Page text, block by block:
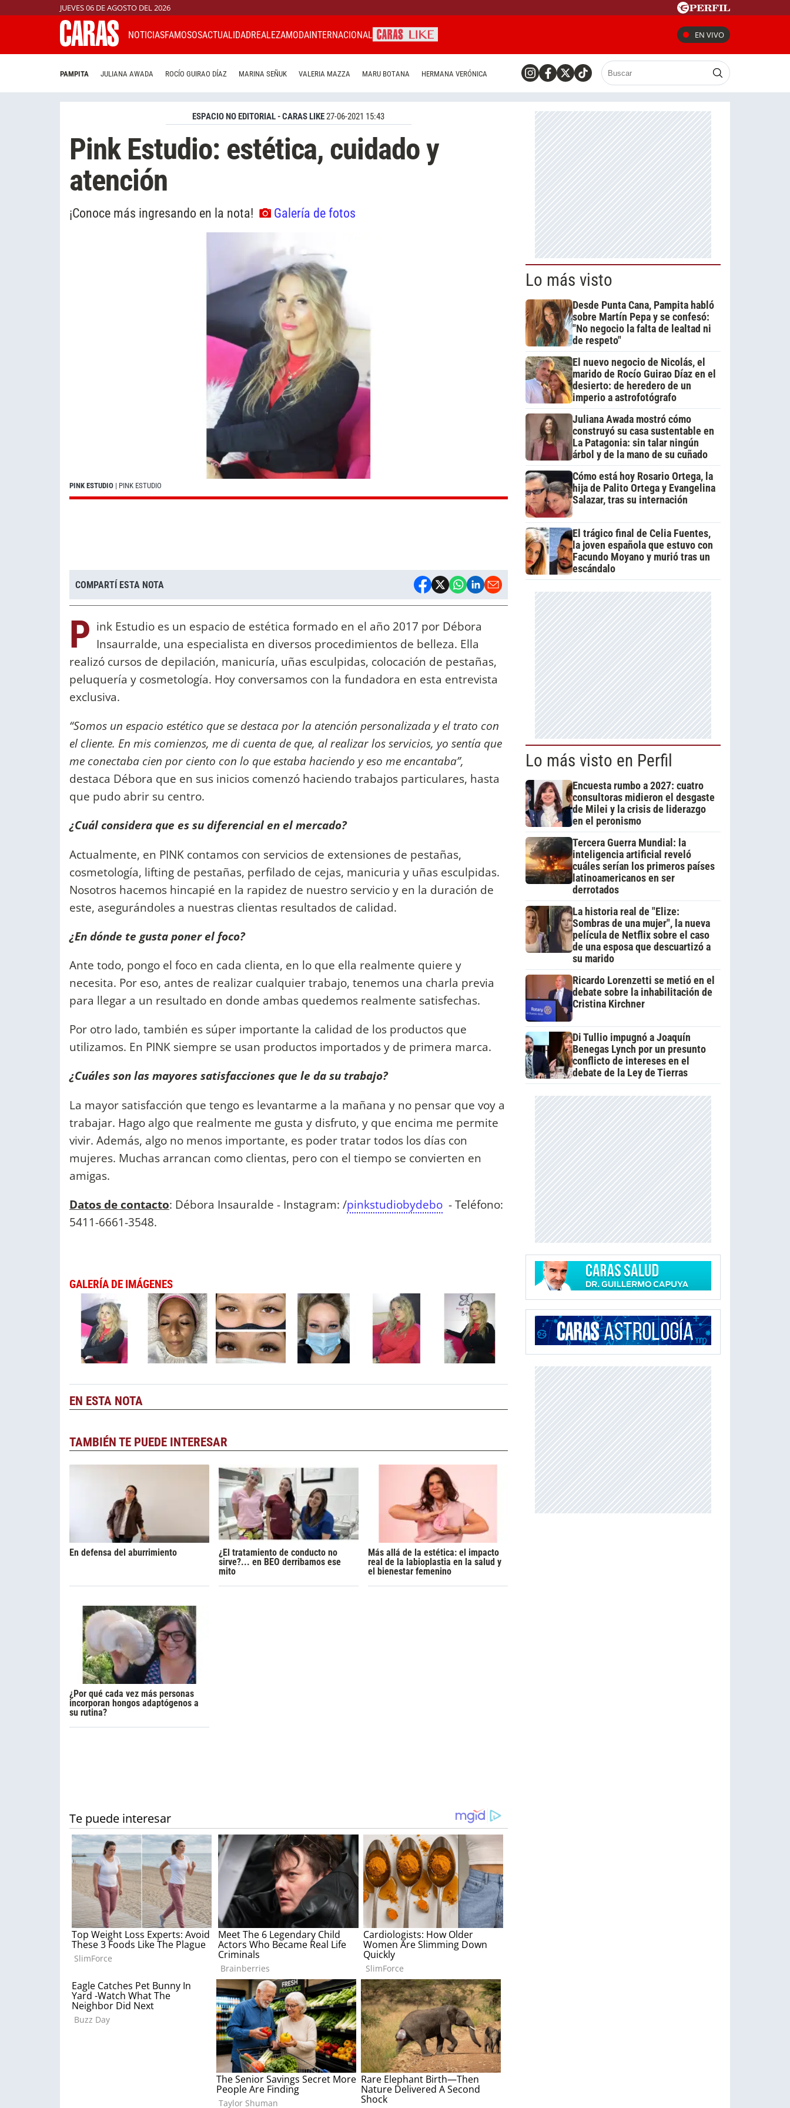
JUEVES 06 DE AGOSTO DEL 2026
NOTICIASFAMOSOSACTUALIDADREALEZAMODAINTERNACIONAL EN VIVO
PAMPITA JULIANA AWADA ROCÍO GUIRAO DÍAZ MARINA SEÑUK VALERIA MAZZA MARU BOTANA HERMANA VERÓNICA
ESPACIO NO EDITORIAL - CARAS LIKE27-06-2021 15:43
Pink Estudio: estética, cuidado y
atención
¡Conoce más ingresando en la nota! Galería de fotos
PINK ESTUDIO | PINK ESTUDIO
COMPARTÍ ESTA NOTA
P ink Estudio es un espacio de estética formado en el año 2017 por Débora
Insaurralde, una especialista en diversos procedimientos de belleza. Ella
realizó cursos de depilación, manicuría, uñas esculpidas, colocación de pestañas,
peluquería y cosmetología. Hoy conversamos con la fundadora en esta entrevista
exclusiva.
“Somos un espacio estético que se destaca por la atención personalizada y el trato con
el cliente. En mis comienzos, me di cuenta de que, al realizar los servicios, yo sentía que
me conectaba cien por ciento con lo que estaba haciendo y eso me encantaba”,
destaca Débora que en sus inicios comenzó haciendo trabajos particulares, hasta
que pudo abrir su centro.
¿Cuál considera que es su diferencial en el mercado?
Actualmente, en PINK contamos con servicios de extensiones de pestañas,
cosmetología, lifting de pestañas, perfilado de cejas, manicuria y uñas esculpidas.
Nosotros hacemos hincapié en la rapidez de nuestro servicio y en la duración de
este, asegurándoles a nuestras clientas resultados de calidad.
¿En dónde te gusta poner el foco?
Ante todo, pongo el foco en cada clienta, en lo que ella realmente quiere y
necesita. Por eso, antes de realizar cualquier trabajo, tenemos una charla previa
para llegar a un resultado en donde ambas quedemos realmente satisfechas.
Por otro lado, también es súper importante la calidad de los productos que
utilizamos. En PINK siempre se usan productos importados y de primera marca.
¿Cuáles son las mayores satisfacciones que le da su trabajo?
La mayor satisfacción que tengo es levantarme a la mañana y no pensar que voy a
trabajar. Hago algo que realmente me gusta y disfruto, y que encima me permite
vivir. Además, algo no menos importante, es poder tratar todos los días con
mujeres. Muchas arrancan como clientas, pero con el tiempo se convierten en
amigas.
Datos de contacto: Débora Insauralde - Instagram: /pinkstudiobydebo - Teléfono:
5411-6661-3548.
GALERÍA DE IMÁGENES
EN ESTA NOTA
TAMBIÉN TE PUEDE INTERESAR
En defensa del aburrimiento
¿El tratamiento de conducto no
sirve?... en BEO derribamos ese
mito
Más allá de la estética: el impacto
real de la labioplastia en la salud y
el bienestar femenino
¿Por qué cada vez más personas
incorporan hongos adaptógenos a
su rutina?
Lo más visto
Desde Punta Cana, Pampita habló
sobre Martín Pepa y se confesó:
"No negocio la falta de lealtad ni
de respeto"
El nuevo negocio de Nicolás, el
marido de Rocío Guirao Díaz en el
desierto: de heredero de un
imperio a astrofotógrafo
Juliana Awada mostró cómo
construyó su casa sustentable en
La Patagonia: sin talar ningún
árbol y de la mano de su cuñado
Cómo está hoy Rosario Ortega, la
hija de Palito Ortega y Evangelina
Salazar, tras su internación
El trágico final de Celia Fuentes,
la joven española que estuvo con
Facundo Moyano y murió tras un
escándalo
Lo más visto en Perfil
Encuesta rumbo a 2027: cuatro
consultoras midieron el desgaste
de Milei y la crisis de liderazgo
en el peronismo
Tercera Guerra Mundial: la
inteligencia artificial reveló
cuáles serían los primeros países
latinoamericanos en ser
derrotados
La historia real de "Elize:
Sombras de una mujer", la nueva
película de Netflix sobre el caso
de una esposa que descuartizó a
su marido
Ricardo Lorenzetti se metió en el
debate sobre la inhabilitación de
Cristina Kirchner
Di Tullio impugnó a Joaquín
Benegas Lynch por un presunto
conflicto de intereses en el
debate de la Ley de Tierras